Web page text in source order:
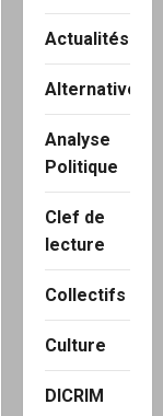
Actualités
Alternatives
Analyse
Politique
Clef de
lecture
Collectifs
Culture
DICRIM